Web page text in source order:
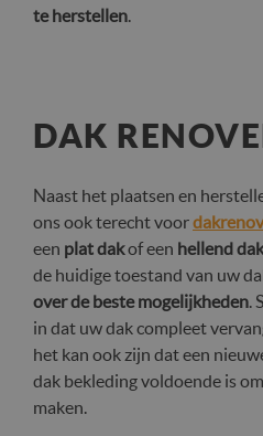
te herstellen.
DAK
Naast het plaatsen en
ons ook terecht voor
een plat dakof een hellend dak
de huidige toestand van uw
over de beste mogelijkheden.
in dat uw dak compleet
het kan ook zijn dat een
dak bekleding voldoende is
maken.